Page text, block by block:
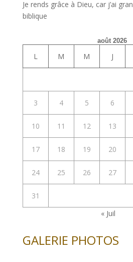
Je rends grâce à Dieu, car j’ai
biblique
août 2026
L M M J
3 4 5 6
10 11 12 13
17 18 19 20
24 25 26 27
31
« Juil
GALERIE PHOTOS